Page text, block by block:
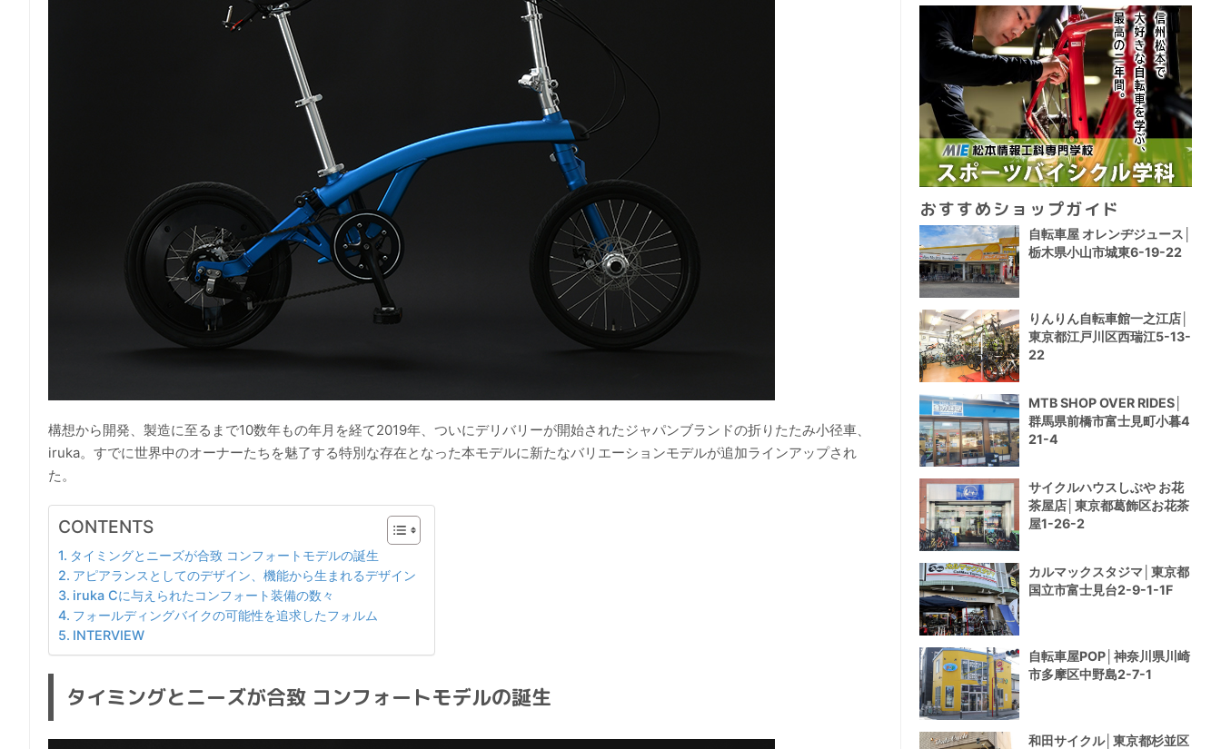
構想から開発、製造に至るまで10数年もの年月を経て2019年、ついにデリバリーが開始されたジャパンブランドの折りたたみ小径車、
iruka。すでに世界中のオーナーたちを魅了する特別な存在となった本モデルに新たなバリエーションモデルが追加ラインアップされ
た。
CONTENTS
タイミングとニーズが合致 コンフォートモデルの誕生
アピアランスとしてのデザイン、機能から生まれるデザイン
iruka Cに与えられたコンフォート装備の数々
フォールディングバイクの可能性を追求したフォルム
INTERVIEW
タイミングとニーズが合致 コンフォートモデルの誕生
おすすめショップガイド
自転車屋 オレンヂジュース│
栃木県小山市城東6-19-22
りんりん自転車館一之江店│
東京都江戸川区西瑞江5-13-
22
MTB SHOP OVER RIDES│
群馬県前橋市富士見町小暮4
21-4
サイクルハウスしぶや お花
茶屋店│東京都葛飾区お花茶
屋1-26-2
カルマックスタジマ│東京都
国立市富士見台2-9-1-1F
自転車屋POP│神奈川県川崎
市多摩区中野島2-7-1
和田サイクル│東京都杉並区